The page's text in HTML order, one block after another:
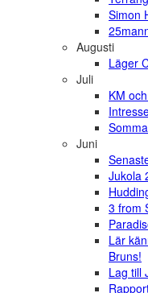
Simon
Augusti
Läger
Juli
KM
Juni
Jukola
3 from
Lär
Bruns!
Lag till